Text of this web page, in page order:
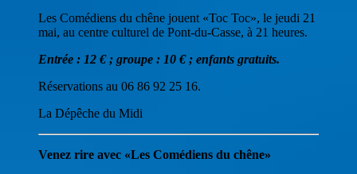
Les Comédiens du chêne jouent «Toc Toc», le jeudi 21
mai, au centre culturel de Pont-du-Casse, à 21 heures.
Entrée : 12 € ; groupe : 10 € ; enfants gratuits.
Réservations au 06 86 92 25 16.
La Dépêche du Midi
Venez rire avec «Les Comédiens du chêne»